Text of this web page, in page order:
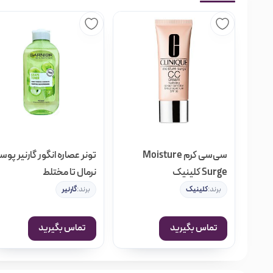
قبل از استفاده از تونر نوتروژینا باید صورت شما عاری از
صابون مناسب پوست خود را شست و شو دهید. سپس با یک پنبه
بمالید. با ماساژ دادن پنبه بر روی صورت و گردن تان
آبکشی و شست و شوی پوست ندارید. توجه داشته باشید که
روز می باشد تا نتیجه مطلوبی بگیرید.
برند نوتروژنا /نیتروژنا Neutrogena
است، نوتروژینا نامگذاری شده است. امانوئل استولاروف با
استراتژی تجاری بود که در آن زمان نوآورانه و خلاقانه بود. وی
شفافیت کهربا صابون تأکید کرده و توزیع آن را در سوپر
سی‌سی کرم Moisture
Surge کلینیک
برند:کلینیک
تماس بگیرید
تونر عصاره‌ انگور گارنیر
نرمال تا مختلط
برند:گارنیر
تماس بگیرید